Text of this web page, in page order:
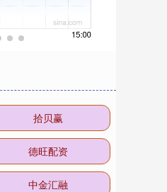
拾贝赢
德旺配资
中金汇融